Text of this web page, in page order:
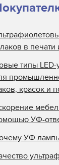
в печати
типы LED-
красок и
УФ-
УФ